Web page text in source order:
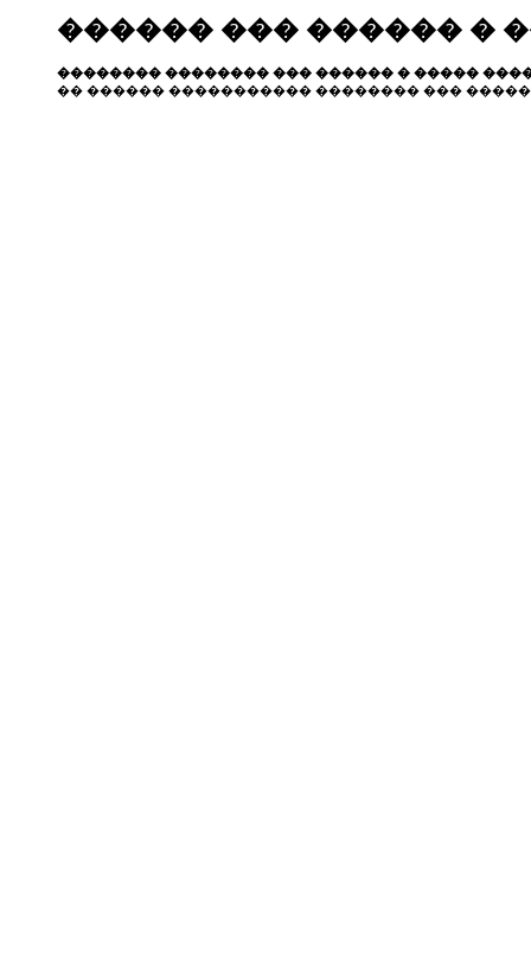
������ ��� ������ �
�������� �������� ��� ������ � �����
�� ������ ����������� �������� ���